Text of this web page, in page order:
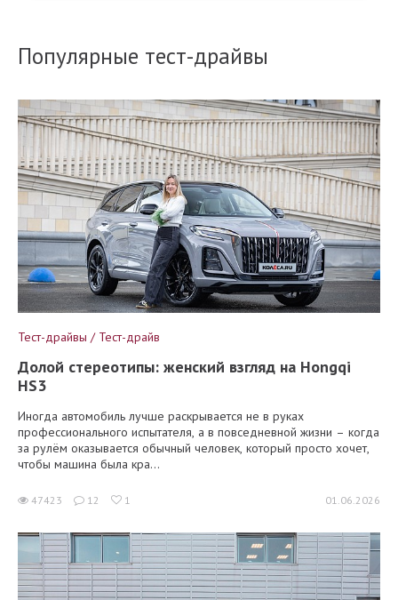
Популярные тест-драйвы
Тест-драйвы / Тест-драйв
Долой стереотипы: женский взгляд на Hongqi
HS3
Иногда автомобиль лучше раскрывается не в руках
профессионального испытателя, а в повседневной жизни – когда
за рулём оказывается обычный человек, который просто хочет,
чтобы машина была кра...
47423 12 1 01.06.2026